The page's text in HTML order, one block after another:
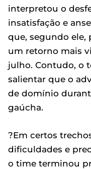
interpretou o
insatisfação e
que, segundo ele,
um retorno mais
julho. Contudo, o
salientar que o
de domínio
gaúcha.
?Em certos
dificuldades e
o time terminou